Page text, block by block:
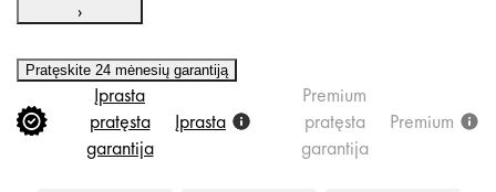
›
Pratęskite 24 mėnesių garantiją
Įprasta
pratęsta
garantija
Įprasta
Premium
pratęsta
garantija
Premium